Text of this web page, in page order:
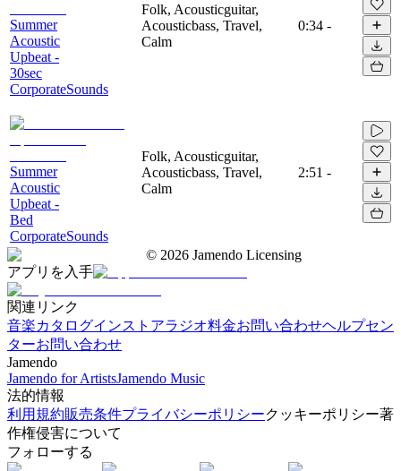
Summer
Acoustic
Upbeat -
30sec
CorporateSounds
Folk, Acousticguitar,
Acousticbass, Travel,
Calm
0:34 -
Summer
Acoustic
Upbeat -
Bed
CorporateSounds
Folk, Acousticguitar,
Acousticbass, Travel,
Calm
2:51 -
© 2026 Jamendo Licensing
アプリを入手
関連リンク
音楽カタログインストアラジオ料金お問い合わせヘルプセン
ターお問い合わせ
Jamendo
Jamendo for ArtistsJamendo Music
法的情報
利用規約販売条件プライバシーポリシークッキーポリシー著
作権侵害について
フォローする